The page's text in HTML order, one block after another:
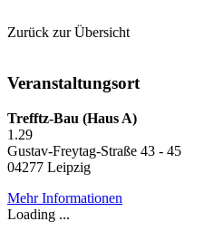
Zurück zur Übersicht
Veranstaltungsort
Trefftz-Bau (Haus A)
1.29
Gustav-Freytag-Straße 43 - 45
04277 Leipzig
Mehr Informationen
Loading ...